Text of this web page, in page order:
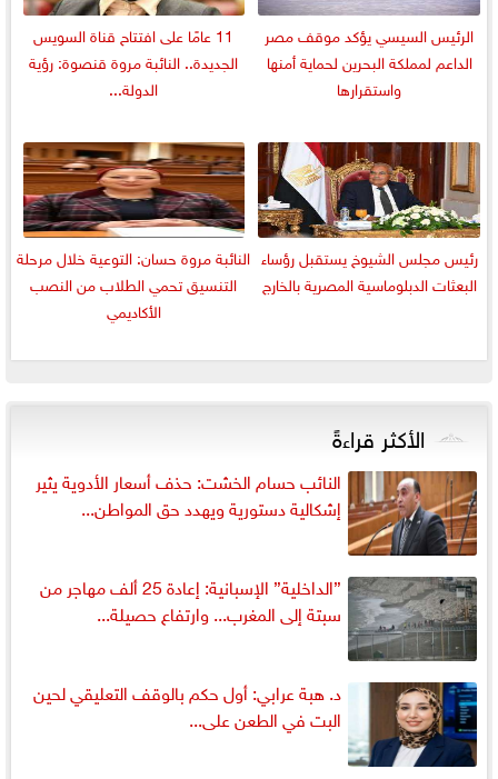
الرئيس السيسي يؤكد موقف مصر
الداعم لمملكة البحرين لحماية أمنها
واستقرارها
11 عامًا على افتتاح قناة السويس
الجديدة.. النائبة مروة قنصوة: رؤية
الدولة...
رئيس مجلس الشيوخ يستقبل رؤساء
البعثات الدبلوماسية المصرية بالخارج
النائبة مروة حسان: التوعية خلال مرحلة
التنسيق تحمي الطلاب من النصب
الأكاديمي
الأكثر قراءةً
النائب حسام الخشت: حذف أسعار الأدوية يثير
إشكالية دستورية ويهدد حق المواطن...
”الداخلية” الإسبانية: إعادة 25 ألف مهاجر من
سبتة إلى المغرب... وارتفاع حصيلة...
د. هبة عرابي: أول حكم بالوقف التعليقي لحين
البت في الطعن على...